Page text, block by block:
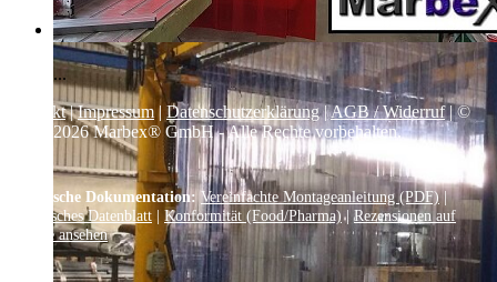
...
Kontakt|Impressum| Datenschutzerklärung|AGB / Widerruf| ©
2026Marbex® GmbH - Alle Rechte vorbehalten.
Technische Dokumentation: Vereinfachte Montageanleitung (PDF)|
Technisches Datenblatt | Konformität (Food/Pharma)|Rezensionen auf
Google ansehen